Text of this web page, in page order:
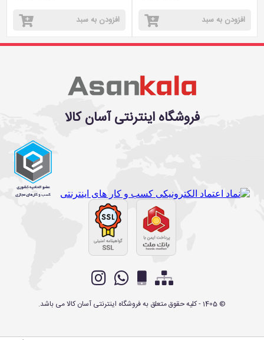
افزودن به سبد افزودن به سبد
فروشگاه اینترنتی آسان کالا
©
1405- کلیه حقوق متعلق بهفروشگاه اینترنتی آسان کالامی باشد.